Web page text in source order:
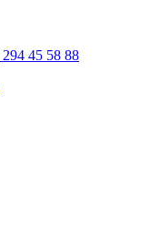
45 58 88